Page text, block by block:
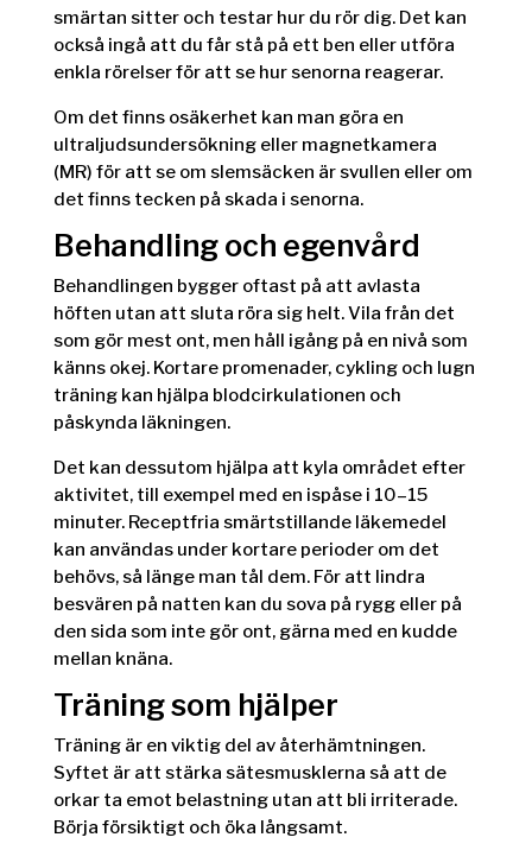
smärtan sitter och testar hur du rör dig. Det kan
också ingå att du får stå på ett ben eller utföra
enkla rörelser för att se hur senorna reagerar.
Om det finns osäkerhet kan man göra en
ultraljudsundersökning eller magnetkamera
(MR) för att se om slemsäcken är svullen eller om
det finns tecken på skada i senorna.
Behandling och egenvård
Behandlingen bygger oftast på att avlasta
höften utan att sluta röra sig helt. Vila från det
som gör mest ont, men håll igång på en nivå som
känns okej. Kortare promenader, cykling och lugn
träning kan hjälpa blodcirkulationen och
påskynda läkningen.
Det kan dessutom hjälpa att kyla området efter
aktivitet, till exempel med en ispåse i 10–15
minuter. Receptfria smärtstillande läkemedel
kan användas under kortare perioder om det
behövs, så länge man tål dem. För att lindra
besvären på natten kan du sova på rygg eller på
den sida som inte gör ont, gärna med en kudde
mellan knäna.
Träning som hjälper
Träning är en viktig del av återhämtningen.
Syftet är att stärka sätesmusklerna så att de
orkar ta emot belastning utan att bli irriterade.
Börja försiktigt och öka långsamt.